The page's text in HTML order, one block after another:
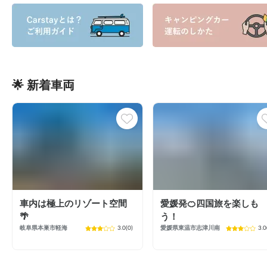
🌟 新着車両
車内は極上のリゾート空間
🌴
岐阜県本巣市軽海 3.0(0)
愛媛発🍊四国旅を楽しも
う！
愛媛県東温市志津川南 3.0